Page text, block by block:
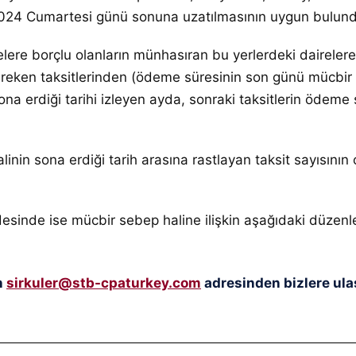
Cumartesi günü sonuna uzatılmasının uygun
borçlu olanların münhasıran bu yerlerdeki
taksitlerinden (ödeme süresinin son günü
erdiği tarihi izleyen ayda, sonraki taksitlerin ödeme
sona erdiği tarih arasına rastlayan taksit
ise mücbir sebep haline ilişkin aşağıdaki
sirkuler@stb-cpaturkey.com adresinden bizlere